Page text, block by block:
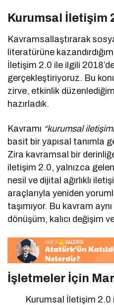
Kurumsal İletişim
Kavramsallaştırarak
literatürüne
İletişim 2.0 ile ilgili
gerçekleştiriyoruz. Bu
zirve, etkinlik
hazırladık.
Kavramı “kurumsal
basit bir yapısal tanımla
Zira kavramsal bir
iletişim 2.0, yalnızca
nesil ve dijital ağırlıklı
araçlarıyla yeniden
taşımıyor. Bu kavram
dönüşüm, kalıcı değişim
İşletmeler İçin
Kurumsal İletişim 2.0